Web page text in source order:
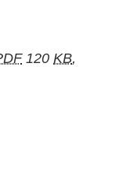
120 KB,